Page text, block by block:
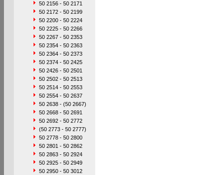
50 2156 - 50 2171
50 2172 - 50 2199
50 2200 - 50 2224
50 2225 - 50 2266
50 2267 - 50 2353
50 2354 - 50 2363
50 2364 - 50 2373
50 2374 - 50 2425
50 2426 - 50 2501
50 2502 - 50 2513
50 2514 - 50 2553
50 2554 - 50 2637
50 2638 - (50 2667)
50 2668 - 50 2691
50 2692 - 50 2772
(50 2773 - 50 2777)
50 2778 - 50 2800
50 2801 - 50 2862
50 2863 - 50 2924
50 2925 - 50 2949
50 2950 - 50 3012